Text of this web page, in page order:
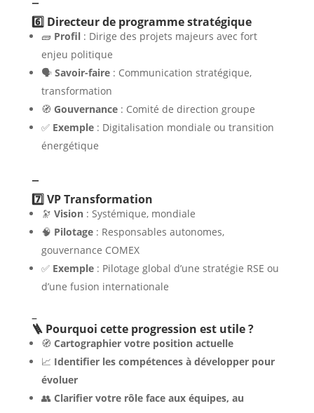
6️⃣ Directeur de programme stratégique
🧱 Profil: Dirige des projets majeurs avec fort
enjeu politique
🗣️ Savoir-faire: Communication stratégique,
transformation
🧭 Gouvernance: Comité de direction groupe
✅ Exemple: Digitalisation mondiale ou transition
énergétique
–
7️⃣ VP Transformation
🔭 Vision: Systémique, mondiale
🧠 Pilotage: Responsables autonomes,
gouvernance COMEX
✅ Exemple: Pilotage global d’une stratégie RSE ou
d’une fusion internationale
–
🪜 Pourquoi cette progression est utile ?
🧭 Cartographier votre position actuelle
📈 Identifier les compétences à développer pour
évoluer
👥 Clarifier votre rôle face aux équipes, au